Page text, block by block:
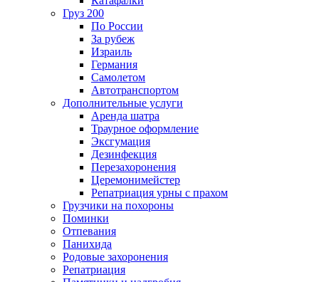
Груз 200
По России
За рубеж
Израиль
Германия
Самолетом
Автотранспортом
Дополнительные услуги
Аренда шатра
Траурное оформление
Эксгумация
Дезинфекция
Перезахоронения
Церемонимейстер
Репатриация урны с прахом
Грузчики на похороны
Поминки
Отпевания
Панихида
Родовые захоронения
Репатриация